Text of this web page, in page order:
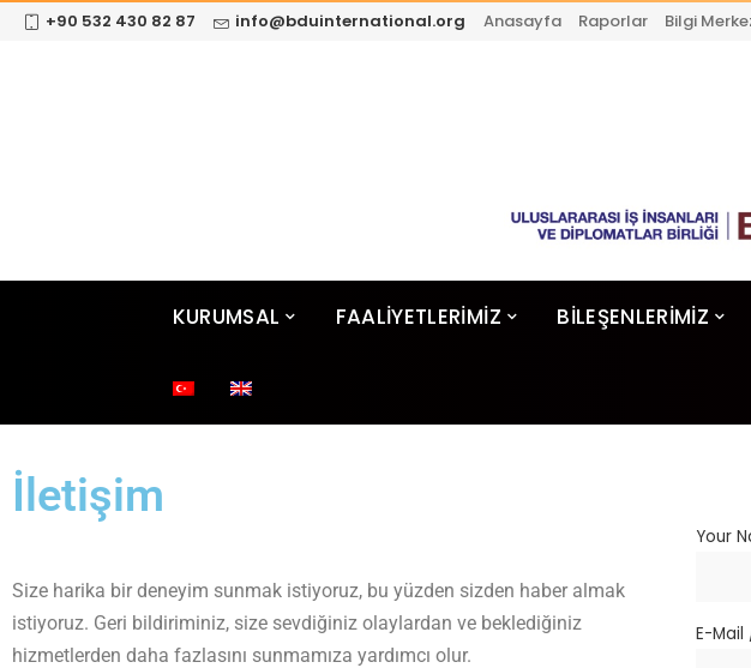
+90 532 430 82 87 info@bduinternational.org Anasayfa Raporlar Bilgi
KURUMSAL FAALİYETLERİMİZ BİLEŞENLERİMİZ
İletişim
Size harika bir deneyim sunmak istiyoruz, bu yüzden sizden haber almak
istiyoruz. Geri bildiriminiz, size sevdiğiniz olaylardan ve beklediğiniz
hizmetlerden daha fazlasını sunmamıza yardımcı olur.
Your
E-Mail